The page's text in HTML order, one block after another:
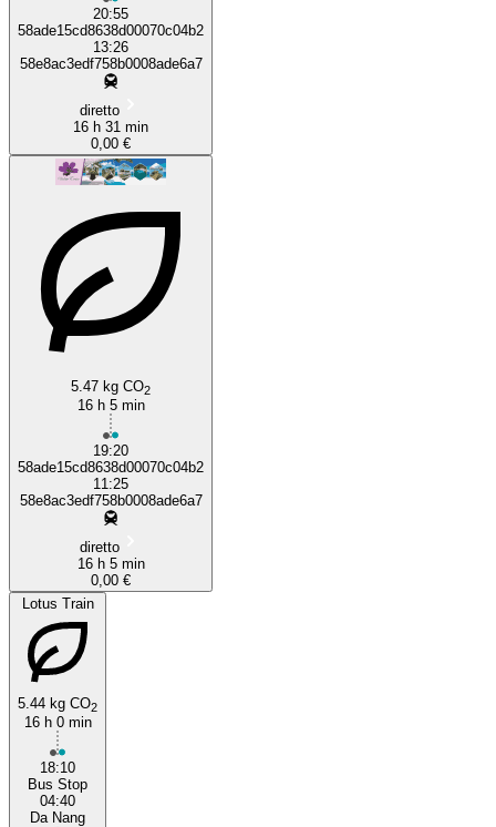
20:55
58ade15cd8638d00070c04b2
13:26
58e8ac3edf758b0008ade6a7
diretto
16 h 31 min
0,00 €
5.47 kg CO2
16 h 5 min
19:20
58ade15cd8638d00070c04b2
11:25
58e8ac3edf758b0008ade6a7
diretto
16 h 5 min
0,00 €
Lotus Train
5.44 kg CO2
16 h 0 min
18:10
Bus Stop
04:40
Da Nang